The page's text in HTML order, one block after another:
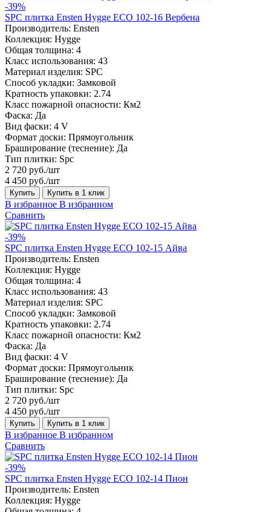
-39%
SPC плитка Ensten Hygge ECO 102-16 Вербена
Производитель: Ensten
Коллекция: Hygge
Общая толщина: 4
Класс использования: 43
Материал изделия: SPC
Способ укладки: Замковой
Кратность упаковки: 2.74
Класс пожарной опасности: Км2
Фаска: Да
Вид фаски: 4 V
Формат доски: Прямоугольник
Браширование (теснение): Да
Тип плитки: Spc
2 720 руб./шт
4 450 руб./шт
Купить Купить в 1 клик
В избранное В избранном
Сравнить
-39%
SPC плитка Ensten Hygge ECO 102-15 Айва
Производитель: Ensten
Коллекция: Hygge
Общая толщина: 4
Класс использования: 43
Материал изделия: SPC
Способ укладки: Замковой
Кратность упаковки: 2.74
Класс пожарной опасности: Км2
Фаска: Да
Вид фаски: 4 V
Формат доски: Прямоугольник
Браширование (теснение): Да
Тип плитки: Spc
2 720 руб./шт
4 450 руб./шт
Купить Купить в 1 клик
В избранное В избранном
Сравнить
-39%
SPC плитка Ensten Hygge ECO 102-14 Пион
Производитель: Ensten
Коллекция: Hygge